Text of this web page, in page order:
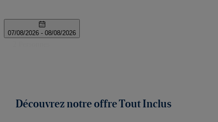
Découvrez notre offre Tout Inclus